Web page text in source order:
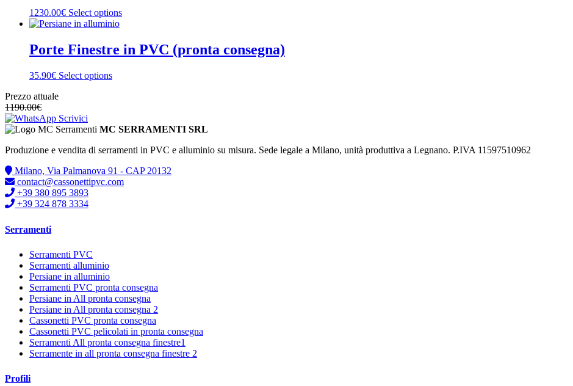
1230.00€ Select options
Porte Finestre in PVC (pronta consegna)
35.90€ Select options
Prezzo attuale
1190.00€
Scrivici
MC SERRAMENTI SRL
Produzione e vendita di serramenti in PVC e alluminio su misura. Sede legale a Milano, unità produttiva a Legnano. P.IVA 11597510962
Milano, Via Palmanova 91 - CAP 20132
contact@cassonettipvc.com
+39 380 895 3893
+39 324 878 3334
Serramenti
Serramenti PVC
Serramenti alluminio
Persiane in alluminio
Serramenti PVC pronta consegna
Persiane in All pronta consegna
Persiane in All pronta consegna 2
Cassonetti PVC pronta consegna
Cassonetti PVC pelicolati in pronta consegna
Serramenti All pronta consegna finestre1
Serramente in all pronta consegna finestre 2
Profili